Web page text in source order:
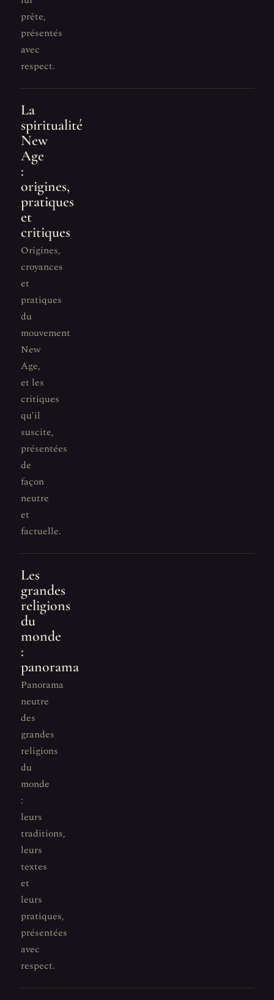
prête,
présentés
avec
respect.
La
spiritualité
New
Age
:
origines,
pratiques
et
critiques
Origines,
croyances
et
pratiques
du
mouvement
New
Age,
et les
critiques
qu'il
suscite,
présentées
de
façon
neutre
et
factuelle.
Les
grandes
religions
du
monde
:
panorama
Panorama
neutre
des
grandes
religions
du
monde
:
leurs
traditions,
leurs
textes
et
leurs
pratiques,
présentées
avec
respect.